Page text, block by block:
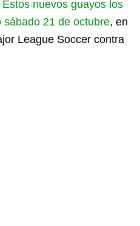
Estos nuevos guayos los
21 de octubre, en
League Soccer contra